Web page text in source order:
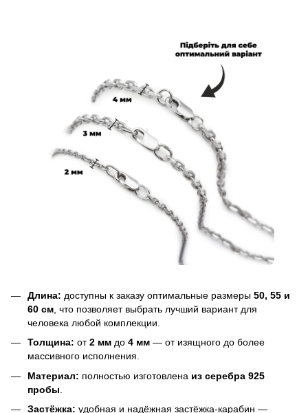
Длина: доступны к заказу оптимальные размеры 50, 55 и
60 см , что позволяет выбрать лучший вариант для
человека любой комплекции.
Толщина: от2 мм до 4 мм — от изящного до более
массивного исполнения.
Материал: полностью изготовлена из серебра 925
пробы
Застёжка: удобная и надёжная застёжка-карабин —